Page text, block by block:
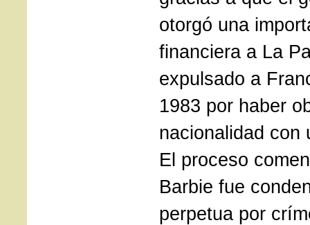
otorgó una
financiera a La
expulsado a
1983 por haber
nacionalidad con
El proceso
Barbie fue
perpetua por